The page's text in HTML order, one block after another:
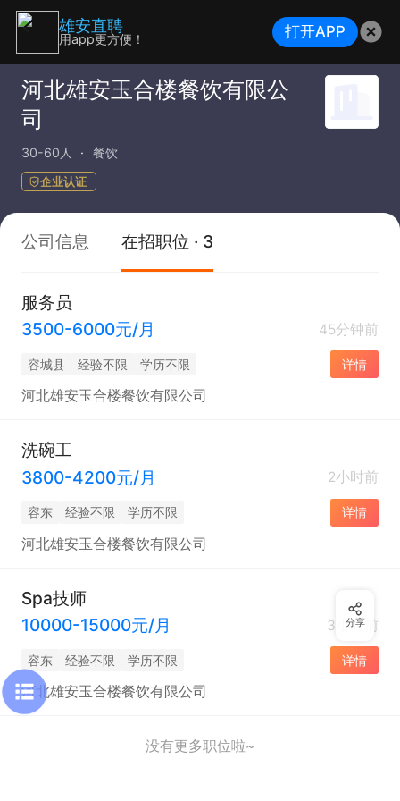
河北雄安玉合楼餐饮有限公
司
30-60人 餐饮
企业认证
公司信息 在招职位 · 3
服务员
3500-6000元/月
45分钟前
容城县 经验不限 学历不限 详情
河北雄安玉合楼餐饮有限公司
洗碗工
3800-4200元/月
2小时前
容东 经验不限 学历不限 详情
河北雄安玉合楼餐饮有限公司
Spa技师
10000-15000元/月
3小时前
容东 经验不限 学历不限 详情
河北雄安玉合楼餐饮有限公司
没有更多职位啦~
分享
雄安直聘
用app更方便！ 打开APP